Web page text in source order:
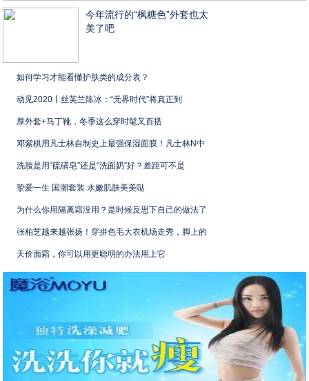
今年流行的“枫糖色”外套也太
美了吧
如何学习才能看懂护肤类的成分表？
动见2020丨丝芙兰陈冰：“无界时代”将真正到
厚外套+马丁靴，冬季这么穿时髦又百搭
邓紫棋用凡士林自制史上最强保湿面膜！凡士林N中
洗脸是用“硫磺皂”还是“洗面奶”好？差距可不是
挚爱一生 国潮套装 水嫩肌肤美美哒
为什么你用隔离霜没用？是时候反思下自己的做法了
张柏芝越来越张扬！穿拼色毛大衣机场走秀，脚上的
天价面霜，你可以用更聪明的办法用上它